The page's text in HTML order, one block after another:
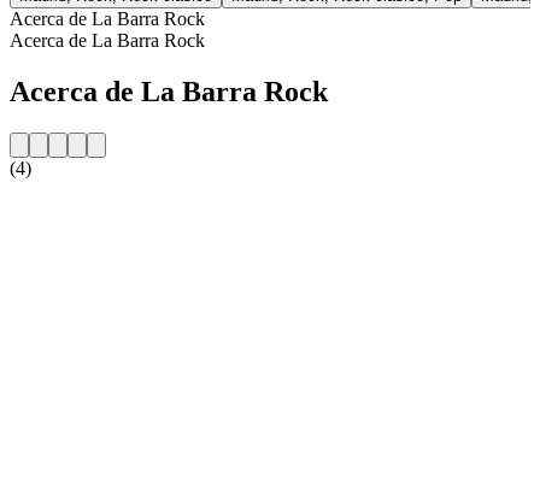
Acerca de La Barra Rock
Acerca de La Barra Rock
Acerca de La Barra Rock
(4)